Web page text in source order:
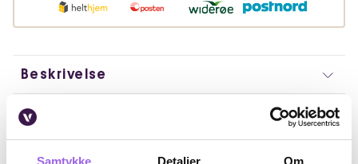
Samtykke Detaljer Om
Beskrivelse
Bruk